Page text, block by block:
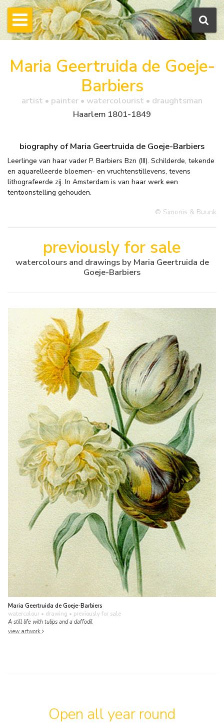
Maria Geertruida de Goeje-
Barbiers
artist • painter • watercolourist • draughtsman
Haarlem 1801-1849
biography of Maria Geertruida de Goeje-Barbiers
Leerlinge van haar vader P. Barbiers Bzn (III). Schilderde, tekende
en aquarelleerde bloemen- en vruchtenstillevens, tevens
lithografeerde zij. In Amsterdam is van haar werk een
tentoonstelling gehouden.
© Simonis & Buunk
previously for sale
watercolours and drawings by Maria Geertruida de
Goeje-Barbiers
Maria Geertruida de Goeje-Barbiers
watercolour • drawing • previously for sale
A still life with tulips and a daffodil
view artwork
Open all year round